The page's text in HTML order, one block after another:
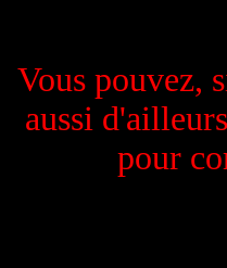
Vous pouvez,
aussi
pour